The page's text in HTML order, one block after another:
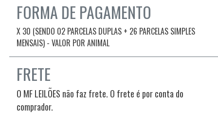
FORMA DE PAGAMENTO
X 30 (SENDO 02 PARCELAS DUPLAS + 26 PARCELAS SIMPLES
MENSAIS) - VALOR POR ANIMAL
FRETE
O MF LEILÕES não faz frete. O frete é por conta do
comprador.